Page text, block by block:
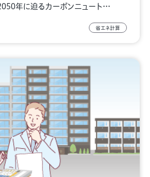
年に迫るカーボンニュート…
省エネ計算